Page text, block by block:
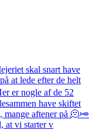
vi starter v